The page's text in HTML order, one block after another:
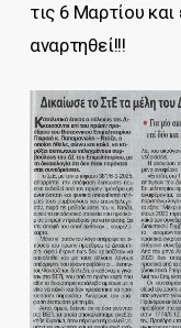
τις 6 Μαρτίου
αναρτηθεί!!!